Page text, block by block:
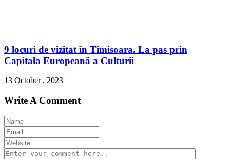
9 locuri de vizitat în Timisoara. La pas prin
Capitala Europeană a Culturii
13 October , 2023
Write A Comment